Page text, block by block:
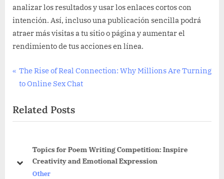
analizar los resultados y usar los enlaces cortos con
intención. Así, incluso una publicación sencilla podrá
atraer más visitas a tu sitio o página y aumentar el
rendimiento de tus acciones en línea.
Other
Post
P
r
v
i
s
The Rise of Real Connection: Why Millions Are Turning
to Online Sex Chat
Related Posts
Topics for Poem Writing Competition: Inspire
Creativity and Emotional Expression
Other
prev
next